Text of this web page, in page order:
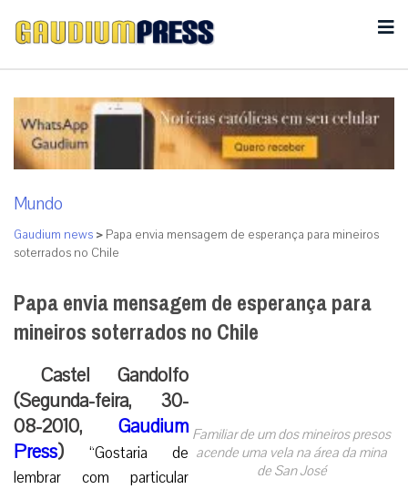
Mundo
Gaudium news > Papa envia mensagem de esperança para mineiros
soterrados no Chile
Papa envia mensagem de esperança para
mineiros soterrados no Chile
Familiar de um dos mineiros presos
acende uma vela na área da mina
de San José
Castel Gandolfo
(Segunda-feira, 30-
08-2010, Gaudium
Press) “Gostaria de
lembrar com particular